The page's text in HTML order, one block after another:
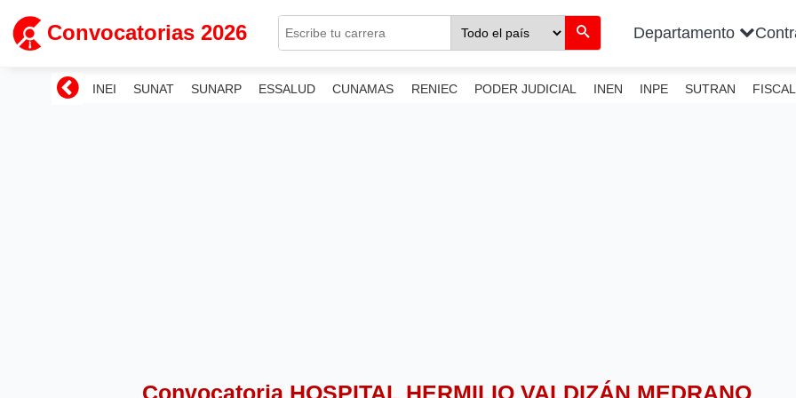
Convocatorias 2026 Departamento
INEI SUNAT SUNARP ESSALUD CUNAMAS RENIEC PODER JUDICIAL INEN INPE SUTRAN
Convocatoria HOSPITAL HERMILIO VALDIZÁN MEDRANO